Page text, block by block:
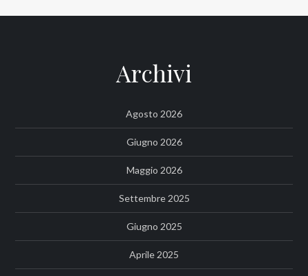
Archivi
Agosto 2026
Giugno 2026
Maggio 2026
Settembre 2025
Giugno 2025
Aprile 2025